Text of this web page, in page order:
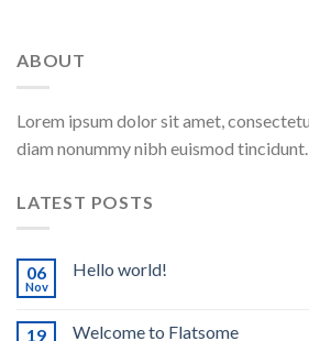
ABOUT
Lorem ipsum dolor sit amet,
diam nonummy nibh euismod tincidunt.
LATEST POSTS
06
Nov
Hello world!
19 Welcome to Flatsome